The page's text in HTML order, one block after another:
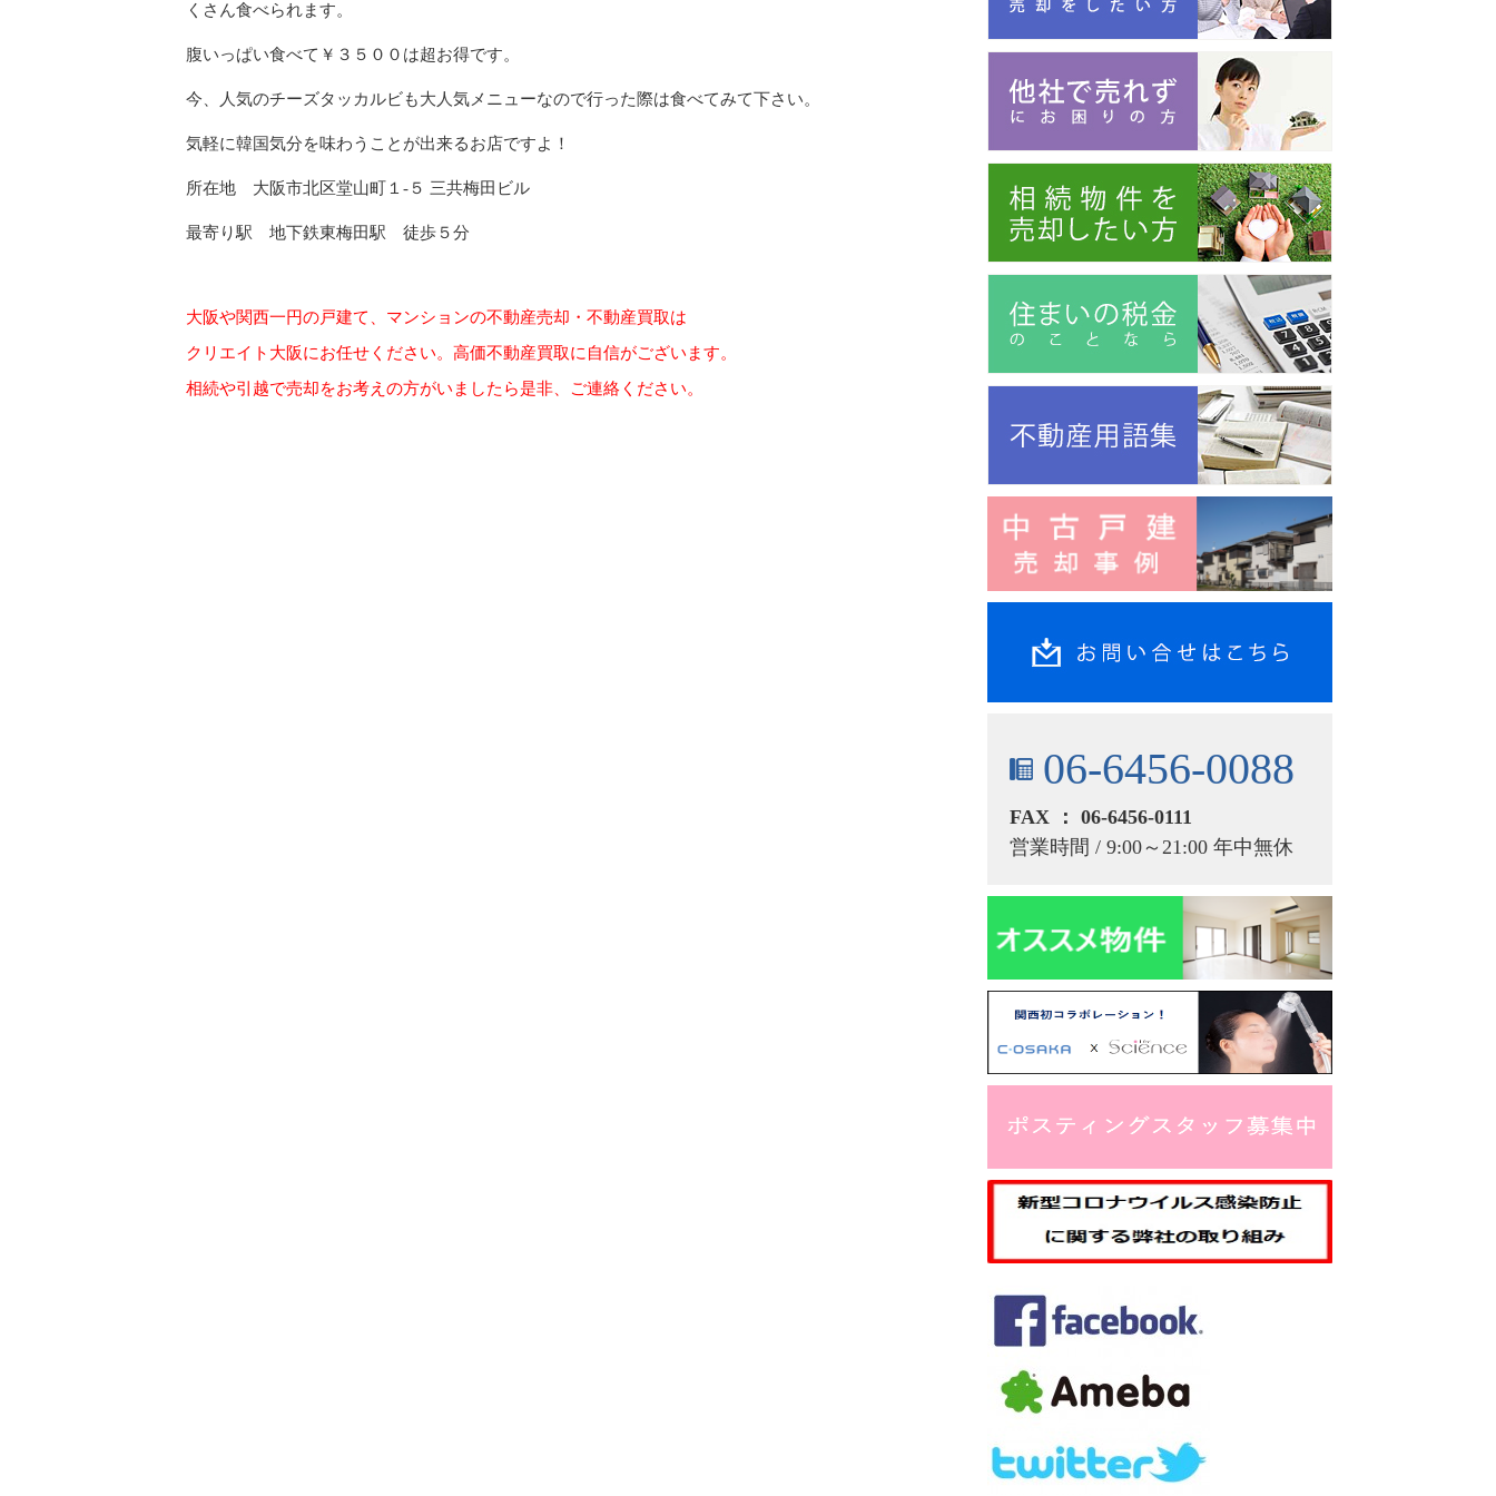
くさん食べられます。
腹いっぱい食べて￥３５００は超お得です。
今、人気のチーズタッカルビも大人気メニューなので行った際は食べてみて下さい。
気軽に韓国気分を味わうことが出来るお店ですよ！
所在地 大阪市北区堂山町１-５ 三共梅田ビル
最寄り駅 地下鉄東梅田駅 徒歩５分
大阪や関西一円の戸建て、マンションの不動産売却・不動産買取は
クリエイト大阪にお任せください。高価不動産買取に自信がございます。
相続や引越で売却をお考えの方がいましたら是非、ご連絡ください。
06-6456-0088
FAX ： 06-6456-0111
営業時間 / 9:00～21:00 年中無休